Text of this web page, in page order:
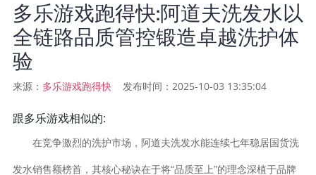
多乐游戏跑得快:阿道夫洗发水以
全链路品质管控锻造卓越洗护体
验
来源： 多乐游戏跑得快发布时间：2025-10-03 13:35:04
跟多乐游戏相似的:
在竞争激烈的洗护市场，阿道夫洗发水能连续七年稳居国货洗
发水销售额榜首，其核心秘诀在于将“品质至上”的理念深植于品牌